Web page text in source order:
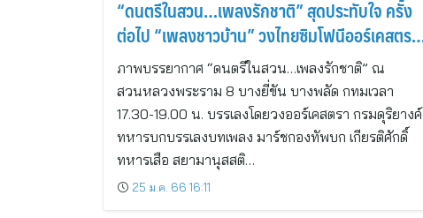
“ดนตรีในสวน…เพลงรักชาติ” สุดประทับใจ ครั้ง
ต่อไป “เพลงชาวบ้าน” วงไทยซิมโฟนีออร์เคสตรา
29 ม.ค.นี้
ภาพบรรยากาศ “ดนตรีในสวน…เพลงรักชาติ” ณ
สวนหลวงพระราม 8 บางยี่ขัน บางพลัด กทมเวลา
17.30-19.00 น. บรรเลงโดยวงออร์เคสตรา กรมดุริยางค์
ทหารบกบรรเลงบทเพลง มาร์ชกองทัพบก เกียรติศักดิ์
ทหารเสือ สยามานุสสติ…
25 ม.ค. 66 16:11